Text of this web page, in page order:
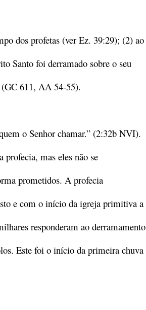
dos profetas (ver Ez. 39:29); (2) ao
Santo foi derramado sobre o seu
611, AA 54-55).
o Senhor chamar.” (2:32b NVI).
profecia, mas eles não se
prometidos. A profecia
e com o início da igreja primitiva a
responderam ao derramamento
Este foi o início da primeira chuva